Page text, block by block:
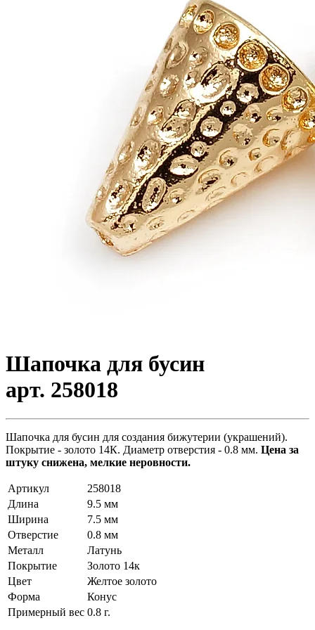
Шапочка для бусин
арт. 258018
Шапочка для бусин для создания бижутерии (украшений).
Покрытие - золото 14К. Диаметр отверстия - 0.8 мм. Цена за
штуку снижена, мелкие неровности.
Артикул
258018
Длина
9.5 мм
Ширина
7.5 мм
Отверстие
0.8 мм
Металл
Латунь
Покрытие
Золото 14к
Цвет
Желтое золото
Форма
Конус
Примерный вес 0.8 г.